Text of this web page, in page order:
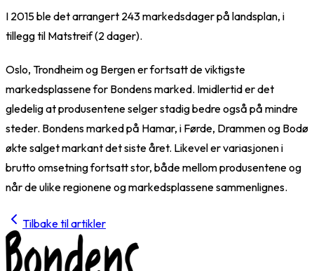
I 2015 ble det arrangert 243 markedsdager på landsplan, i
tillegg til Matstreif (2 dager).
Oslo, Trondheim og Bergen er fortsatt de viktigste
markedsplassene for Bondens marked. Imidlertid er det
gledelig at produsentene selger stadig bedre også på mindre
steder. Bondens marked på Hamar, i Førde, Drammen og Bodø
økte salget markant det siste året. Likevel er variasjonen i
brutto omsetning fortsatt stor, både mellom produsentene og
når de ulike regionene og markedsplassene sammenlignes.
Tilbake til artikler